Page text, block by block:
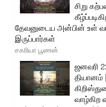
சிறு
தேவனுடைய அன்பின் உள்
இருப்பார்கள்
சகரியா பூணன்
ஜனவரி
தியானம்
வாழ்கிற